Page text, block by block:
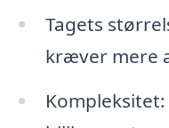
Tagets
kræver mere